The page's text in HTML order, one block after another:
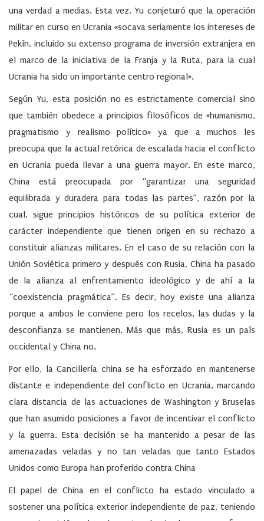
una verdad a medias. Esta vez, Yu conjeturó que la operación
militar en curso en Ucrania «socava seriamente los intereses de
Pekín, incluido su extenso programa de inversión extranjera en
el marco de la iniciativa de la Franja y la Ruta, para la cual
Ucrania ha sido un importante centro regional».
Según Yu, esta posición no es estrictamente comercial sino
que también obedece a principios filosóficos de «humanismo,
pragmatismo y realismo político» ya que a muchos les
preocupa que la actual retórica de escalada hacia el conflicto
en Ucrania pueda llevar a una guerra mayor. En este marco,
China está preocupada por “garantizar una seguridad
equilibrada y duradera para todas las partes”, razón por la
cual, sigue principios históricos de su política exterior de
carácter independiente que tienen origen en su rechazo a
constituir alianzas militares. En el caso de su relación con la
Unión Soviética primero y después con Rusia, China ha pasado
de la alianza al enfrentamiento ideológico y de ahí a la
“coexistencia pragmática”. Es decir, hoy existe una alianza
porque a ambos le conviene pero los recelos, las dudas y la
desconfianza se mantienen. Más que más, Rusia es un país
occidental y China no.
Por ello, la Cancillería china se ha esforzado en mantenerse
distante e independiente del conflicto en Ucrania, marcando
clara distancia de las actuaciones de Washington y Bruselas
que han asumido posiciones a favor de incentivar el conflicto
y la guerra. Esta decisión se ha mantenido a pesar de las
amenazadas veladas y no tan veladas que tanto Estados
Unidos como Europa han proferido contra China
El papel de China en el conflicto ha estado vinculado a
sostener una política exterior independiente de paz, teniendo